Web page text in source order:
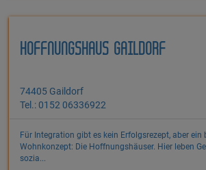
HOFFNUNGSHAUS GAILDORF
74405 Gaildorf
Tel.: 0152 06336922
Für Integration gibt es kein Erfolgsrezept, aber ein
Wohnkonzept: Die Hoffnungshäuser. Hier leben
sozia...